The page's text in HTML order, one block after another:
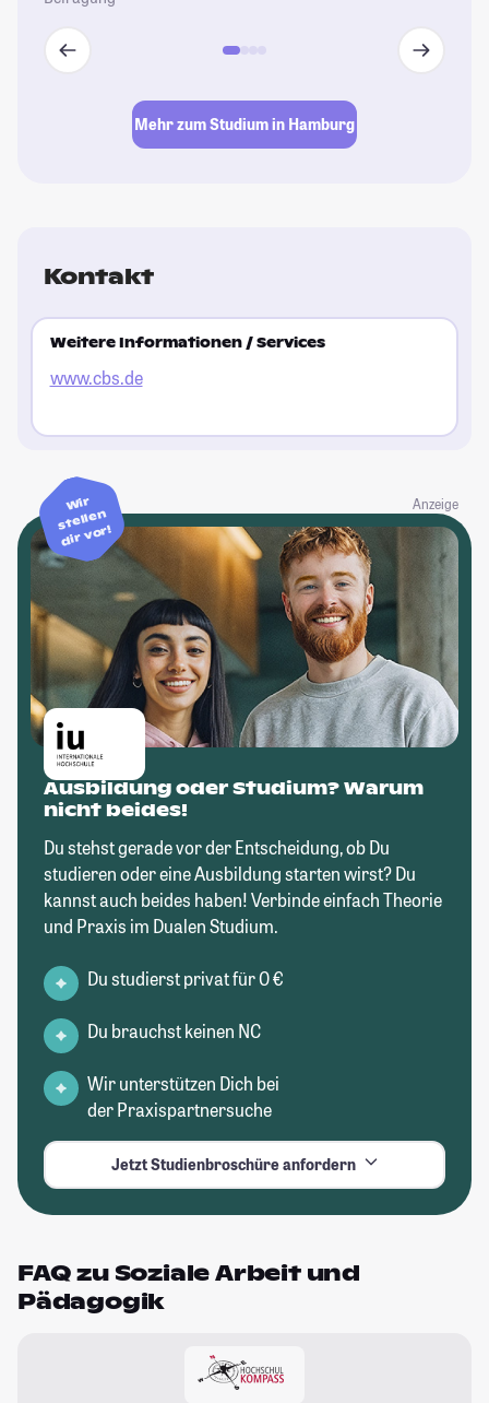
Mehr zum Studium in Hamburg
Kontakt
Weitere Informationen / Services
www.cbs.de
Anzeige
Wir
stellen
dir vor!
Ausbildung oder Studium? Warum
nicht beides!
Du stehst gerade vor der Entscheidung, ob Du
studieren oder eine Ausbildung starten wirst? Du
kannst auch beides haben! Verbinde einfach Theorie
und Praxis im Dualen Studium.
Du studierst privat für 0 €
Du brauchst keinen NC
Wir unterstützen Dich bei
der Praxispartnersuche
Jetzt Studienbroschüre anfordern
FAQ zu Soziale Arbeit und
Pädagogik